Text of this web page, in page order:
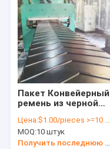
Пакет Конвейерный
ремень из черной
стенкой и
прозрачными
мешками
Цена:$1.00/pieces >=10 pieces
MOQ:10 штук